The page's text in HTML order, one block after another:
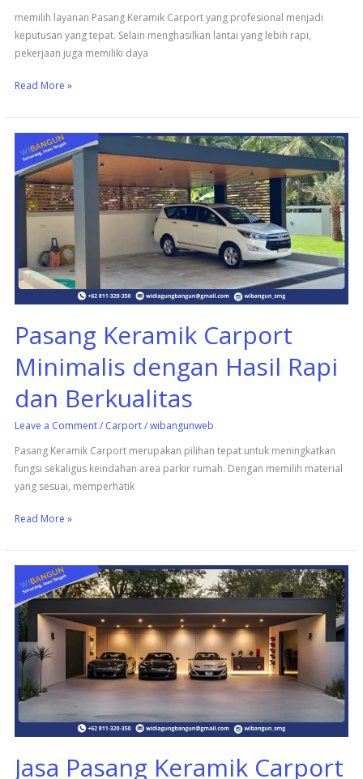
memilih layanan Pasang Keramik Carport yang profesional menjadi
keputusan yang tepat. Selain menghasilkan lantai yang lebih rapi,
pekerjaan juga memiliki daya
Read More »
Pasang Keramik Carport
Minimalis dengan Hasil Rapi
dan Berkualitas
Leave a Comment / Carport/wibangunweb
Pasang Keramik Carport merupakan pilihan tepat untuk meningkatkan
fungsi sekaligus keindahan area parkir rumah. Dengan memilih material
yang sesuai, memperhatik
Pasang
Keramik
Carport
Minimalis
dengan
Hasil
dan
Berkualitas
Read More »
Jasa Pasang Keramik Carport
Pasang
Keramik
Carport
dengan
Harga
Terjangkau
dan
Berkualitas